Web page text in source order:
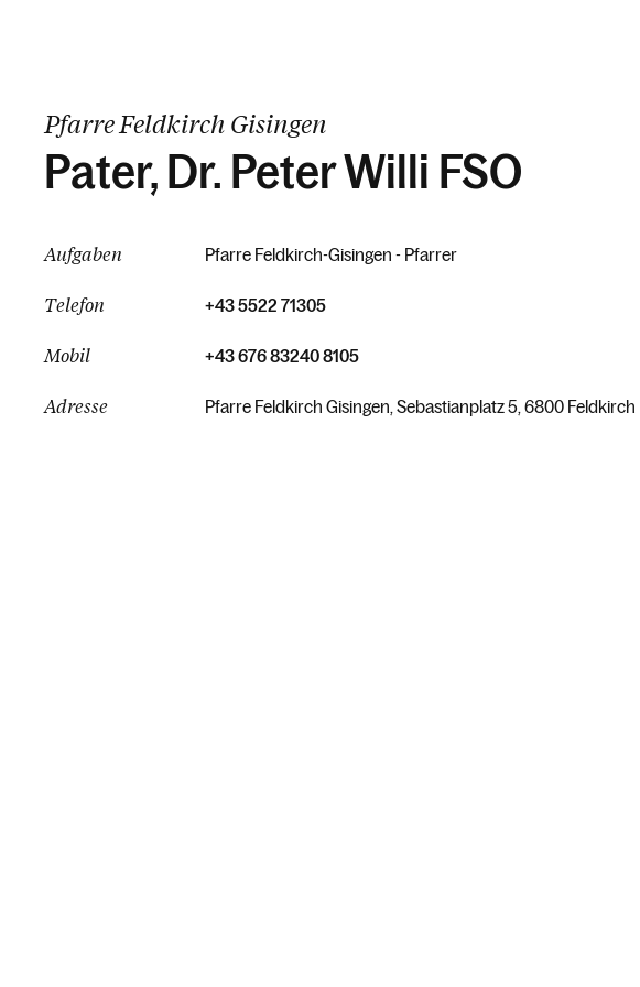
Pfarre Feldkirch Gisingen
Pater, Dr. Peter Willi FSO
Aufgaben Pfarre Feldkirch-Gisingen - Pfarrer
Telefon +43 5522 71305
Mobil +43 676 83240 8105
Adresse Pfarre Feldkirch Gisingen, Sebastianplatz 5, 6800 Feldkirch